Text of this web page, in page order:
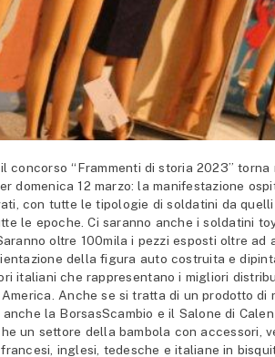
concorso “Frammenti di storia 2023” torna
domenica 12 marzo: la manifestazione
con tutte le tipologie di soldatini da
le epoche. Ci saranno anche i soldatini
oltre 100mila i pezzi esposti oltre ad
della figura auto costruita e
italiani che rappresentano i migliori
Anche se si tratta di un prodotto di
la BorsasScambio e il Salone di
un settore della bambola con accessori,
inglesi, tedesche e italiane in